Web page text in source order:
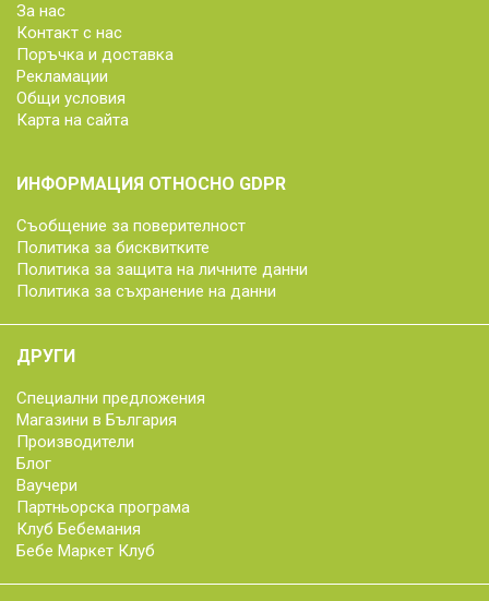
За нас
Контакт с нас
Поръчка и доставка
Рекламации
Общи условия
Карта на сайта
ИНФОРМАЦИЯ ОТНОСНО GDPR
Съобщение за поверителност
Политика за бисквитките
Политика за защита на личните данни
Политика за съхранение на данни
ДРУГИ
Специални предложения
Магазини в България
Производители
Блог
Ваучери
Партньорска програма
Клуб Бебемания
Бебе Маркет Клуб